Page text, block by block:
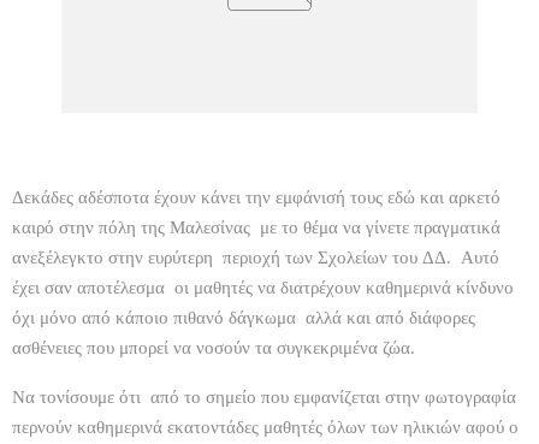
Δεκάδες αδέσποτα έχουν κάνει την εμφάνισή τους εδώ και αρκετό
καιρό στην πόλη της Μαλεσίνας με το θέμα να γίνετε πραγματικά
ανεξέλεγκτο στην ευρύτερη περιοχή των Σχολείων του ΔΔ. Αυτό
έχει σαν αποτέλεσμα οι μαθητές να διατρέχουν καθημερινά κίνδυνο
όχι μόνο από κάποιο πιθανό δάγκωμα αλλά και από διάφορες
ασθένειες που μπορεί να νοσούν τα συγκεκριμένα ζώα.
Να τονίσουμε ότι από το σημείο που εμφανίζεται στην φωτογραφία
περνούν καθημερινά εκατοντάδες μαθητές όλων των ηλικιών αφού ο